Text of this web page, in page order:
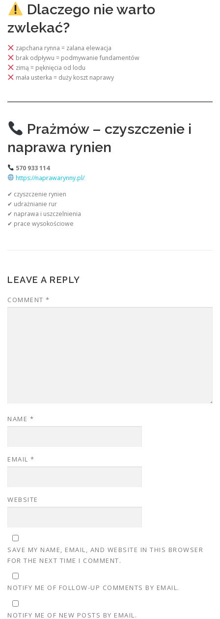
Dlaczego nie warto
zwlekać?
zapchana rynna = zalana elewacja
brak odpływu = podmywanie fundamentów
zimą = pęknięcia od lodu
mała usterka = duży koszt naprawy
Prażmów – czyszczenie i
naprawa rynien
570 933 114
https://naprawarynny.pl/
✔ czyszczenie rynien
✔ udrażnianie rur
✔ naprawa i uszczelnienia
✔ prace wysokościowe
LEAVE A REPLY
COMMENT *
NAME *
EMAIL *
WEBSITE
SAVE MY NAME, EMAIL, AND WEBSITE IN THIS BROWSER
FOR THE NEXT TIME I COMMENT.
NOTIFY ME OF FOLLOW-UP COMMENTS BY EMAIL.
NOTIFY ME OF NEW POSTS BY EMAIL.